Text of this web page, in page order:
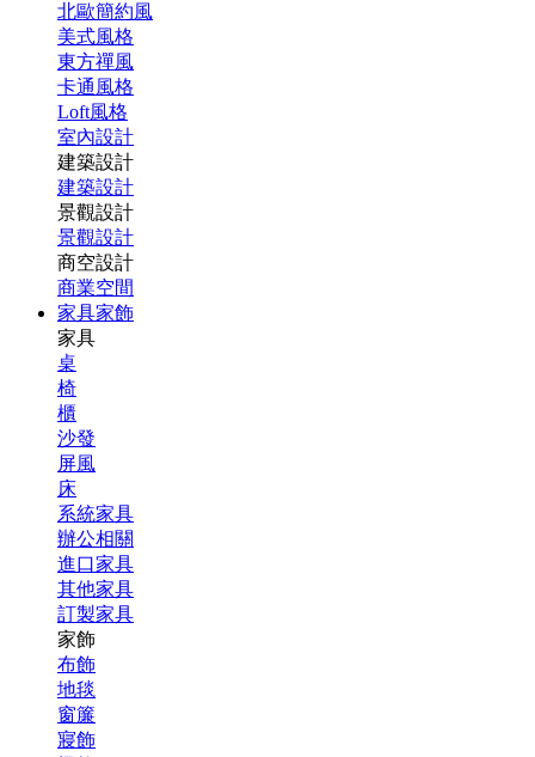
北歐簡約風
美式風格
東方禪風
卡通風格
Loft風格
室內設計
建築設計
建築設計
景觀設計
景觀設計
商空設計
商業空間
家具家飾
家具
桌
椅
櫃
沙發
屏風
床
系統家具
辦公相關
進口家具
其他家具
訂製家具
家飾
布飾
地毯
窗簾
寢飾